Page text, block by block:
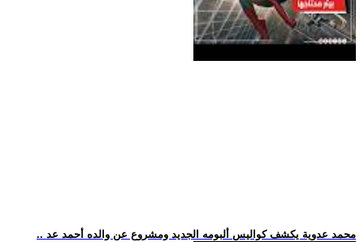
.. محمد عدوية يكشف كواليس ألبومه الجديد ومشروع عن والده أحمد عد